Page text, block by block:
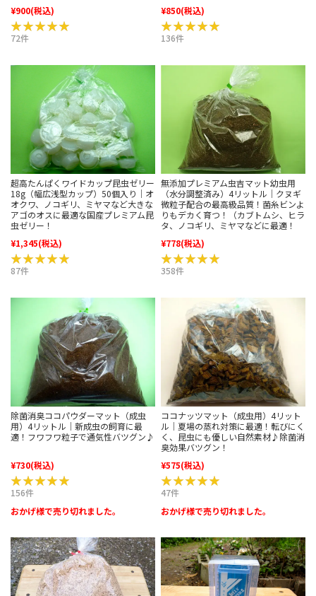
¥900(税込)
★★★★★
★★★★★
72件
¥850(税込)
★★★★★
★★★★★
136件
超高たんぱくワイドカップ昆虫ゼリー
18g（幅広浅型カップ）50個入り｜オ
オクワ、ノコギリ、ミヤマなど大きな
アゴのオスに最適な国産プレミアム昆
虫ゼリー！
¥1,345(税込)
★★★★★
★★★★★
87件
無添加プレミアム虫吉マット幼虫用
（水分調整済み）4リットル｜クヌギ
微粒子配合の最高級品質！菌糸ビンよ
りもデカく育つ！（カブトムシ、ヒラ
タ、ノコギリ、ミヤマなどに最適！
¥778(税込)
★★★★★
★★★★★
358件
除菌消臭ココパウダーマット（成虫
用）4リットル｜新成虫の飼育に最
適！フワフワ粒子で通気性バツグン♪
¥730(税込)
★★★★★
★★★★★
156件
おかげ様で売り切れました。
ココナッツマット（成虫用）4リット
ル｜夏場の蒸れ対策に最適！転びにく
く、昆虫にも優しい自然素材♪除菌消
臭効果バツグン！
¥575(税込)
★★★★★
★★★★★
47件
おかげ様で売り切れました。